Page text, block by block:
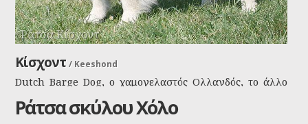
Ράτσα Κίσχοντ
Κίσχοντ / Keeshond
Dutch Barge Dog, ο χαμογελαστός Ολλανδός, το άλλο
του όνομα και του ταιριάζει γάντι, δεν νομίζετε; Το
ψευδώνυμό του είναι Κις και ανήκει στην οικογένεια των
Ράτσα σκύλου Χόλο